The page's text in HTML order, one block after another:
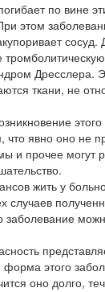
по вине
этом
сосуд.
Дресслера.
ткани, не
явно оно не
и прочее могут
жить у
случаев
заболевание
форма этого
оно долго,